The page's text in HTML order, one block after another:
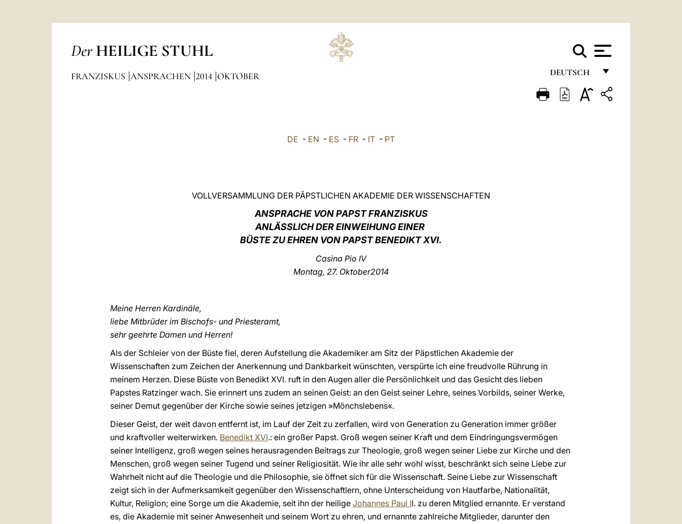
Der HEILIGE STUHL
DEUTSCH
FRANÇAIS
FRANZISKUS ANSPRACHEN 2014 OKTOBER
DE - EN - ES - FR - IT - PT
VOLLVERSAMMLUNG DER PÄPSTLICHEN AKADEMIE DER WISSENSCHAFTEN
ANSPRACHE VON PAPST FRANZISKUS
ANLÄSSLICH DER EINWEIHUNG EINER
BÜSTE ZU EHREN VON PAPST BENEDIKT XVI.
Casina Pio IV
Montag, 27. Oktober2014
Meine Herren Kardinäle,
liebe Mitbrüder im Bischofs- und Priesteramt,
sehr geehrte Damen und Herren!
Als der Schleier von der Büste fiel, deren Aufstellung die Akademiker am Sitz der Päpstlichen Akademie der
Wissenschaften zum Zeichen der Anerkennung und Dankbarkeit wünschten, verspürte ich eine freudvolle Rührung in
meinem Herzen. Diese Büste von Benedikt XVI. ruft in den Augen aller die Persönlichkeit und das Gesicht des lieben
Papstes Ratzinger wach. Sie erinnert uns zudem an seinen Geist: an den Geist seiner Lehre, seines Vorbilds, seiner Werke,
seiner Demut gegenüber der Kirche sowie seines jetzigen »Mönchslebens«.
Dieser Geist, der weit davon entfernt ist, im Lauf der Zeit zu zerfallen, wird von Generation zu Generation immer größer
und kraftvoller weiterwirken. Benedikt XVI.: ein großer Papst. Groß wegen seiner Kraft und dem Eindringungsvermögen
seiner Intelligenz, groß wegen seines herausragenden Beitrags zur Theologie, groß wegen seiner Liebe zur Kirche und den
Menschen, groß wegen seiner Tugend und seiner Religiosität. Wie ihr alle sehr wohl wisst, beschränkt sich seine Liebe zur
Wahrheit nicht auf die Theologie und die Philosophie, sie öffnet sich für die Wissenschaft. Seine Liebe zur Wissenschaft
zeigt sich in der Aufmerksamkeit gegenüber den Wissenschaftlern, ohne Unterscheidung von Hautfarbe, Nationalität,
Kultur, Religion; eine Sorge um die Akademie, seit ihn der heilige Johannes Paul II. zu deren Mitglied ernannte. Er verstand
es, die Akademie mit seiner Anwesenheit und seinem Wort zu ehren, und ernannte zahlreiche Mitglieder, darunter den